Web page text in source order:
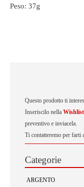
Questo prodotto ti
Inseriscilo nella Wishlist
preventivo e inviacela.
Ti contatteremo per farti
Categorie
ARGENTO
Peso: 37g